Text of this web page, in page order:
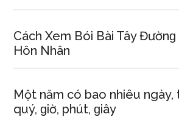
Cách Xem Bói Bài Tây
Hôn Nhân
Một năm có bao nhiêu ngày,
quý, ɡiờ, phút, ɡiây